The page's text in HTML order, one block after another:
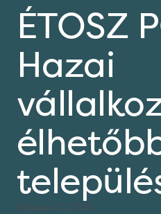
ÉTOSZ
Hazai
October 2, 2025